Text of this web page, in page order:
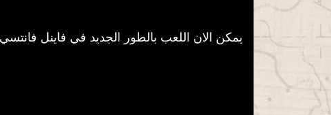
يمكن الان اللعب بالطور الجديد في فاينل